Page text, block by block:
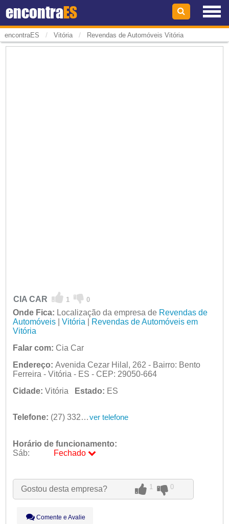
encontraES
encontraES / Vitória / Revendas de Automóveis Vitória
CIA CAR 1 0
Onde Fica: Localização da empresa de Revendas de
Automóveis| Vitória
Revendas de Automóveis em
Vitória
Falar com: Cia Car
Endereço: Avenida Cezar Hilal, 262 - Bairro: Bento
Ferreira - Vitória - ES - CEP: 29050-664
Cidade: Vitória Estado: ES
Telefone: (27) 3325-7573 ver telefone
Horário de funcionamento:
Sáb:
Fechado
Ter:
09:00 - 18:00
Qua:
09:00 - 18:00
Sex:
09:00 - 18:00
Gostou desta empresa? 1 0
Comente e Avalie